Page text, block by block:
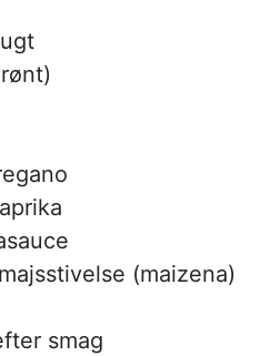
(maizena)
smag